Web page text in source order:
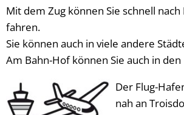
Mit dem Zug können Sie schnell nach
fahren.
Sie können auch in viele andere
Am Bahn-Hof können Sie auch in
Der Flug-
nah an